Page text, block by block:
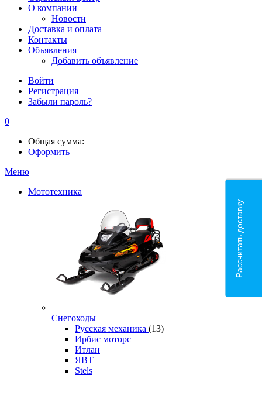
О компании
Новости
Доставка и оплата
Контакты
Объявления
Добавить объявление
Войти
Регистрация
Забыли пароль?
0
Общая сумма:
Оформить
Меню
Мототехника
Снегоходы
Русская механика (13)
Ирбис моторс
Итлан
ЯВТ
Stels
Рассчитать доставку